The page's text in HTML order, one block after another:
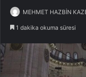
MEHMET HAZBİN
1 dakika okuma süresi